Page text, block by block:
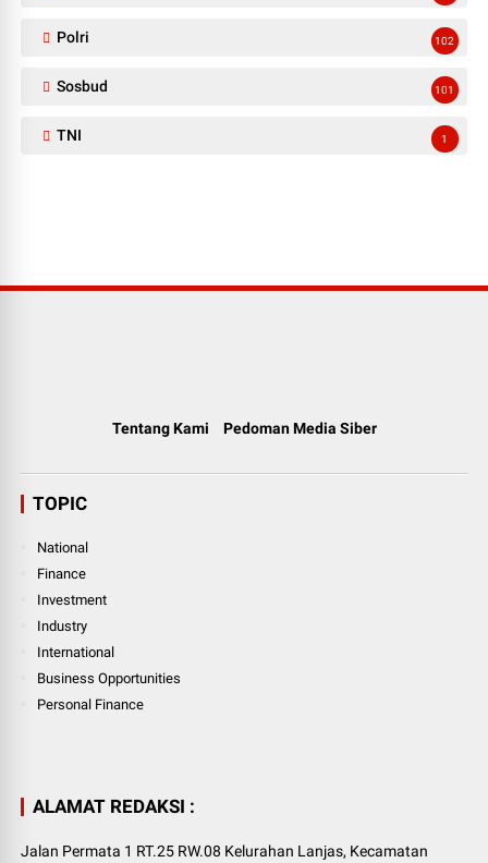
Polri 102
Sosbud 101
TNI 1
Tentang Kami Pedoman Media Siber
TOPIC
National
Finance
Investment
Industry
International
Business Opportunities
Personal Finance
ALAMAT REDAKSI :
Jalan Permata 1 RT.25 RW.08 Kelurahan Lanjas, Kecamatan